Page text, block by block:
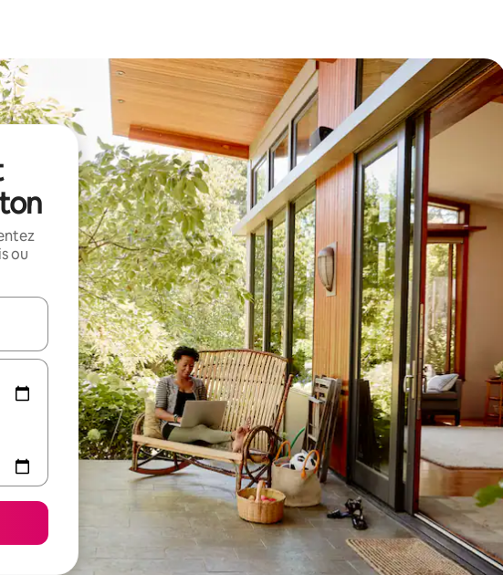
ou
vers le haut et vers le bas pour les parcourir ou en appuyant et en faisant glisser.